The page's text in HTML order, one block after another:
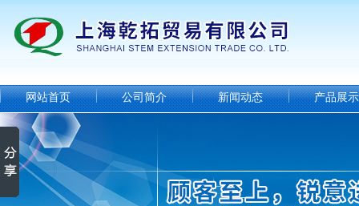
网站首页 公司简介 新闻动态 产品展示